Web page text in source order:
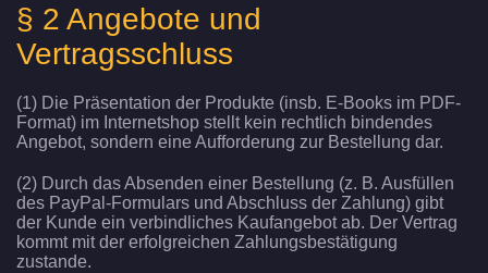
§ 2 Angebote und
Vertragsschluss
(1) Die Präsentation der Produkte (insb. E-Books im PDF-
Format) im Internetshop stellt kein rechtlich bindendes
Angebot, sondern eine Aufforderung zur Bestellung dar.
(2) Durch das Absenden einer Bestellung (z. B. Ausfüllen
des PayPal-Formulars und Abschluss der Zahlung) gibt
der Kunde ein verbindliches Kaufangebot ab. Der Vertrag
kommt mit der erfolgreichen Zahlungsbestätigung
zustande.